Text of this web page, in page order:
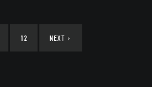
12 NEXT ›